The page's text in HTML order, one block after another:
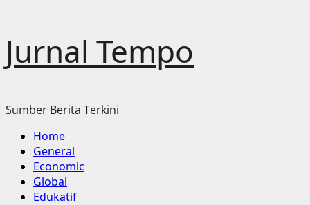
content
Jurnal Tempo
Sumber Berita Terkini
Primary
Menu
Home
General
Economic
Global
Edukatif